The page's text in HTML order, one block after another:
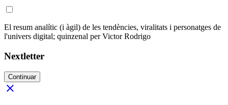
El resum analític (i àgil) de les tendències, viralitats i personatges de
l'univers digital; quinzenal per Victor Rodrigo
Nextletter
Continuar
close